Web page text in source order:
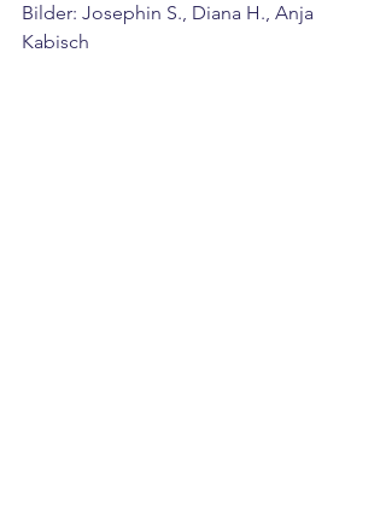
Bilder: Josephin S., Diana H., Anja
Kabisch